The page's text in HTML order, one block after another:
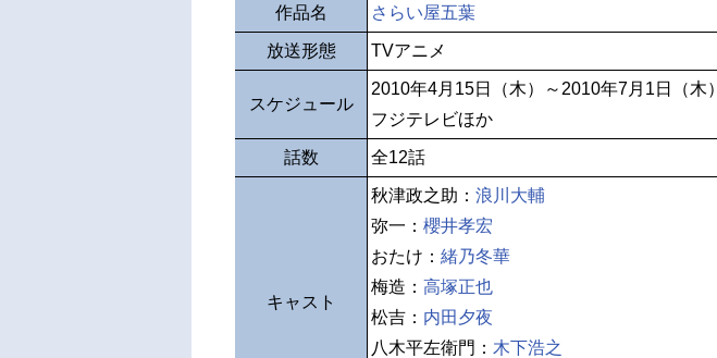
作品名 さらい屋五葉
放送形態 TVアニメ
スケジュール
2010年4月15日（木）～2010年7月1日（木）
フジテレビほか
話数 全12話
キャスト
秋津政之助： 浪川大輔
弥一： 櫻井孝宏
おたけ： 緒乃冬華
梅造： 高塚正也
松吉： 内田夕夜
八木平左衛門： 木下浩之